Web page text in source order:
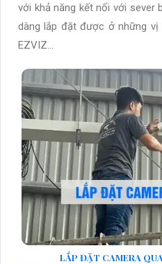
với khả năng kết nối với sever
dàng lắp đặt được ở những vị
EZVIZ...
LẮP ĐẶT CAMERA